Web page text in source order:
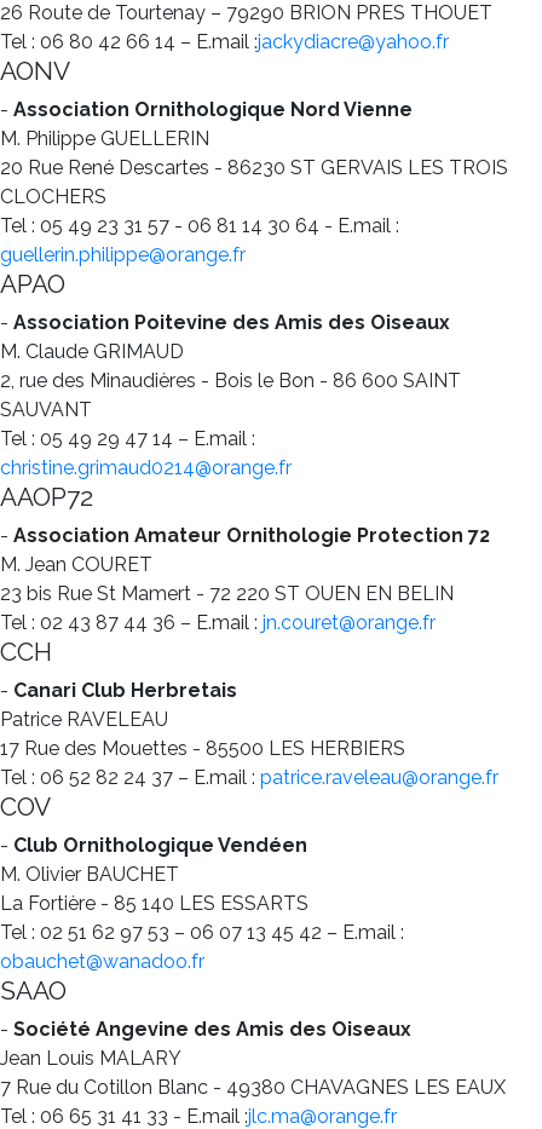
26 Route de Tourtenay – 79290 BRION PRES THOUET
Tel : 06 80 42 66 14 – E.mail :jackydiacre@yahoo.fr
AONV
- Association Ornithologique Nord Vienne
M. Philippe GUELLERIN
20 Rue René Descartes - 86230 ST GERVAIS LES TROIS
CLOCHERS
Tel : 05 49 23 31 57 - 06 81 14 30 64 - E.mail :
guellerin.philippe@orange.fr
APAO
- Association Poitevine des Amis des Oiseaux
M. Claude GRIMAUD
2, rue des Minaudières - Bois le Bon - 86 600 SAINT
SAUVANT
Tel : 05 49 29 47 14 – E.mail :
christine.grimaud0214@orange.fr
AAOP72
- Association Amateur Ornithologie Protection 72
M. Jean COURET
23 bis Rue St Mamert - 72 220 ST OUEN EN BELIN
Tel : 02 43 87 44 36 – E.mail : jn.couret@orange.fr
CCH
- Canari Club Herbretais
Patrice RAVELEAU
17 Rue des Mouettes - 85500 LES HERBIERS
Tel : 06 52 82 24 37 – E.mail : patrice.raveleau@orange.fr
COV
- Club Ornithologique Vendéen
M. Olivier BAUCHET
La Fortière - 85 140 LES ESSARTS
Tel : 02 51 62 97 53 – 06 07 13 45 42 – E.mail :
obauchet@wanadoo.fr
SAAO
- Société Angevine des Amis des Oiseaux
Jean Louis MALARY
7 Rue du Cotillon Blanc - 49380 CHAVAGNES LES EAUX
Tel : 06 65 31 41 33 - E.mail :jlc.ma@orange.fr